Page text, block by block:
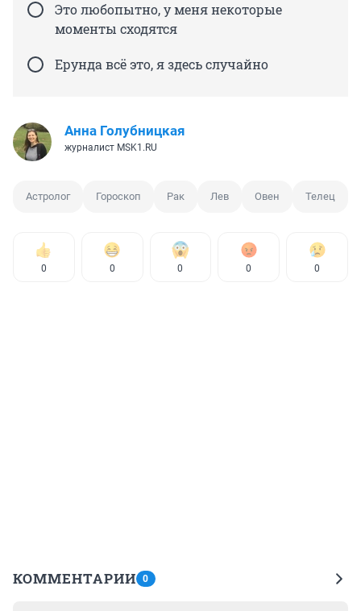
Это любопытно, у меня некоторые
моменты сходятся
Ерунда всё это, я здесь случайно
Анна Голубницкая
журналист MSK1.RU
Астролог Гороскоп Рак Лев Овен Телец
0 0 0 0 0
КОММЕНТАРИИ 0